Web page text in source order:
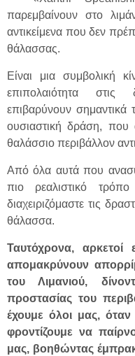
παρεμβαίνουν στο
αντικείμενα που δεν
θάλασσας.
Είναι μια συμβολική
επιπολαιότητα στις
επιβαρύνουν σημαντικά
ουσιαστική δράση, που
θαλάσσιο περιβάλλον
Από όλα αυτά που
πιο ρεαλιστικό
διαχειριζόμαστε τις
θάλασσα.
Ταυτόχρονα, αρκετοί
απομακρύνουν
του Λιμανιού,
προστασίας του
έχουμε όλοι μας,
φροντίζουμε να
μας, βοηθώντας